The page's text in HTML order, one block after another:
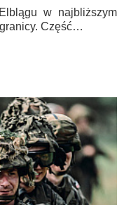
w najbliższym
Część…